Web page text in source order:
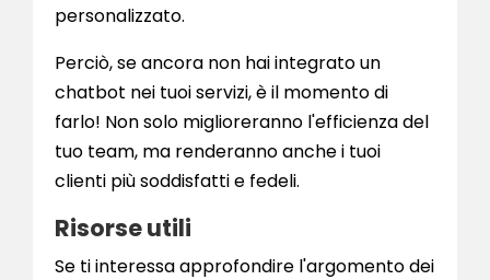
personalizzato.
Perciò, se ancora non hai integrato un
chatbot nei tuoi servizi, è il momento di
farlo! Non solo miglioreranno l'efficienza del
tuo team, ma renderanno anche i tuoi
clienti più soddisfatti e fedeli.
Risorse utili
Se ti interessa approfondire l'argomento dei